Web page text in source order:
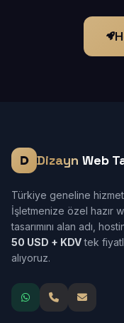
Dizayn Web
Türkiye geneline hizmet
İşletmenize özel hazır
tasarımını alan adı,
50 USD + KDVtek
alıyoruz.